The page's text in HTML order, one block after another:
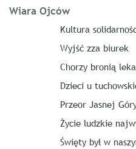
Wiara Ojców
Kultura
Wyjść zza biurek
Chorzy bronią
Dzieci u
Przeor Jasnej
Życie ludzkie
Święty był w